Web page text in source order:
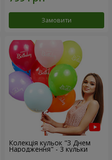
Замовити
Колекція кульок "З Днем
Народження" - 3 кульки